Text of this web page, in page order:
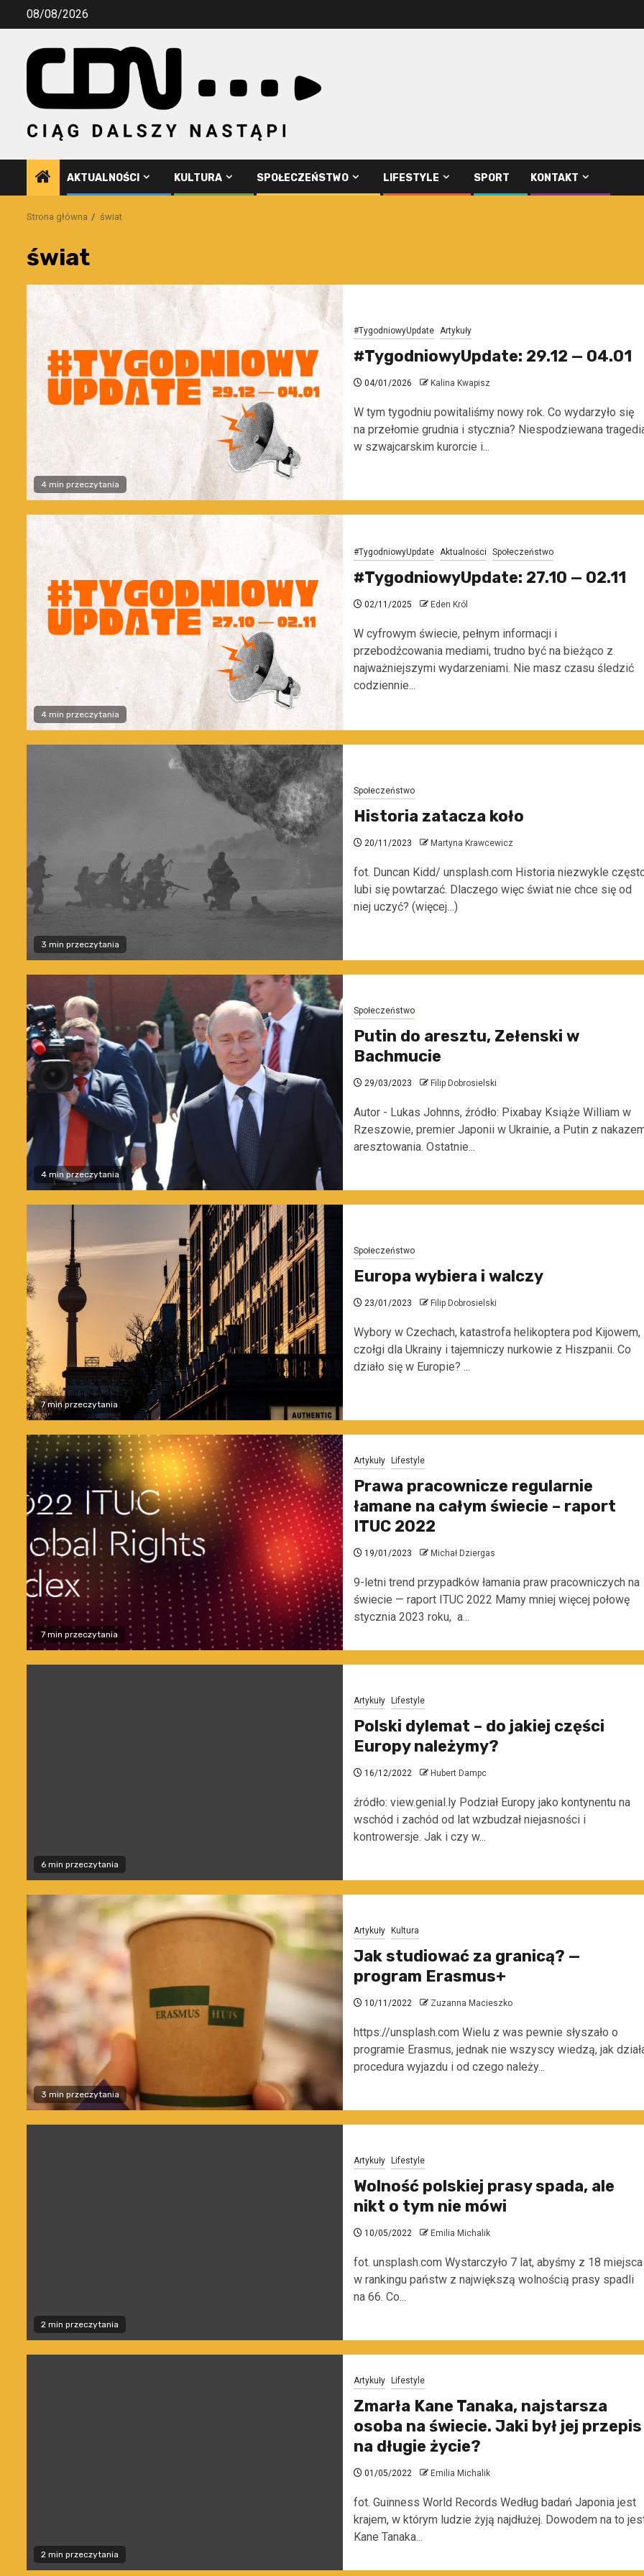
Przejdź08/08/2026
AKTUALNOŚCI KULTURA SPOŁECZEŃSTWO LIFESTYLE SPORT KONTAKT
Strona główna świat
świat
4 min przeczytania
#TygodniowyUpdate Artykuły
#TygodniowyUpdate: 29.12 — 04.01
04/01/2026 Kalina Kwapisz
W tym tygodniu powitaliśmy nowy rok. Co wydarzyło się
na przełomie grudnia i stycznia? Niespodziewana
w szwajcarskim kurorcie i...
4 min przeczytania
#TygodniowyUpdate Aktualności Społeczeństwo
#TygodniowyUpdate: 27.10 — 02.11
02/11/2025 Eden Król
W cyfrowym świecie, pełnym informacji i
przebodźcowania mediami, trudno być na bieżąco z
najważniejszymi wydarzeniami. Nie masz czasu śledzić
codziennie...
3 min przeczytania
Społeczeństwo
Historia zatacza koło
20/11/2023 Martyna Krawcewicz
fot. Duncan Kidd/ unsplash.com Historia niezwykle
lubi się powtarzać. Dlaczego więc świat nie chce się od
niej uczyć? (więcej…)
4 min przeczytania
Społeczeństwo
Putin do aresztu, Zełenski w
Bachmucie
29/03/2023 Filip Dobrosielski
Autor - Lukas Johnns, źródło: Pixabay Książe William w
Rzeszowie, premier Japonii w Ukrainie, a Putin z
aresztowania. Ostatnie...
7 min przeczytania
Społeczeństwo
Europa wybiera i walczy
23/01/2023 Filip Dobrosielski
Wybory w Czechach, katastrofa helikoptera pod Kijowem,
czołgi dla Ukrainy i tajemniczy nurkowie z Hiszpanii. Co
działo się w Europie? ...
7 min przeczytania
Artykuły Lifestyle
Prawa pracownicze regularnie
łamane na całym świecie – raport
ITUC 2022
19/01/2023 Michał Dziergas
9-letni trend przypadków łamania praw pracowniczych na
świecie — raport ITUC 2022 Mamy mniej więcej połowę
stycznia 2023 roku, a...
6 min przeczytania
Artykuły Lifestyle
Polski dylemat – do jakiej części
Europy należymy?
16/12/2022 Hubert Dampc
źródło: view.genial.ly Podział Europy jako kontynentu na
wschód i zachód od lat wzbudzał niejasności i
kontrowersje. Jak i czy w...
3 min przeczytania
Artykuły Kultura
Jak studiować za granicą? —
program Erasmus+
10/11/2022 Zuzanna Macieszko
https://unsplash.com Wielu z was pewnie słyszało o
programie Erasmus, jednak nie wszyscy wiedzą, jak
procedura wyjazdu i od czego należy...
2 min przeczytania
Artykuły Lifestyle
Wolność polskiej prasy spada, ale
nikt o tym nie mówi
10/05/2022 Emilia Michalik
fot. unsplash.com Wystarczyło 7 lat, abyśmy z 18 miejsca
w rankingu państw z największą wolnością prasy spadli
na 66. Co...
2 min przeczytania
Artykuły Lifestyle
Zmarła Kane Tanaka, najstarsza
osoba na świecie. Jaki był jej przepis
na długie życie?
01/05/2022 Emilia Michalik
fot. Guinness World Records Według badań Japonia jest
krajem, w którym ludzie żyją najdłużej. Dowodem na to
Kane Tanaka...